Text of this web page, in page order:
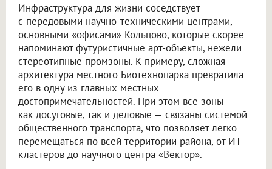
Инфраструктура для жизни соседствует
с передовыми научно-техническими центрами,
основными «офисами» Кольцово, которые скорее
напоминают футуристичные арт-объекты, нежели
стереотипные промзоны. К примеру, сложная
архитектура местного Биотехнопарка превратила
его в одну из главных местных
достопримечательностей. При этом все зоны —
как досуговые, так и деловые — связаны системой
общественного транспорта, что позволяет легко
перемещаться по всей территории района, от ИТ-
кластеров до научного центра «Вектор».